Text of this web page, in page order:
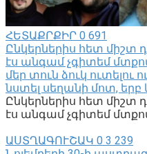
ՀԵՏԱՔՐՔԻՐ 0 691
Ընկերներիս հետ միշտ
էս անգամ չգիտեմ
մեր տուն ձուկ ուտելու
նստել սեղանի մոտ, երբ
Ընկերներիս հետ միշտ
էս անգամ չգիտեմ
ԱՍՏՂԱԳՈՒՇԱԿ 0 3 239